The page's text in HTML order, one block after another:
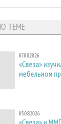
ТЕМЕ
07.08.2026
«Свеза»
мебельном
05.08.2026
«Свеза» и